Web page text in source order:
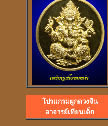
ลวงพ่อปลื้ม วัดสวนหงส
พระอาจารย์ปุ้ม วัดศาลาแดง
โปรแกรมผูกดวงจีน
อาจารย์เทียนเต็ก